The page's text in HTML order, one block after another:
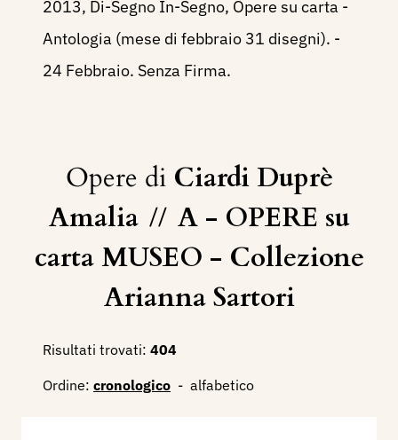
2013, Di-Segno In-Segno, Opere su carta -
Antologia (mese di febbraio 31 disegni). -
24 Febbraio. Senza Firma.
Opere di Ciardi Duprè
Amalia // A - OPERE su
carta MUSEO - Collezione
Arianna Sartori
Risultati trovati: 404
Ordine: cronologico - alfabetico